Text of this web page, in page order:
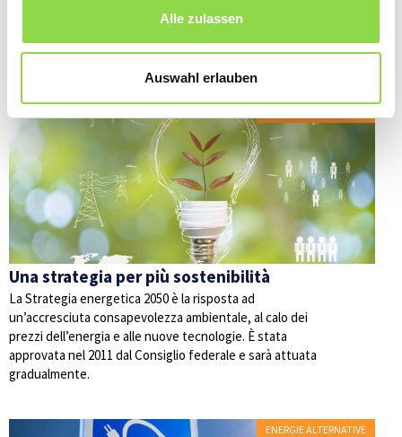
Alle zulassen
Auswahl erlauben
Anche questi articoli potrebbero interessarvi
Una strategia per più sostenibilità
La Strategia energetica 2050 è la risposta ad
un’accresciuta consapevolezza ambientale, al calo dei
prezzi dell’energia e alle nuove tecnologie. È stata
approvata nel 2011 dal Consiglio federale e sarà attuata
gradualmente.
ENERGIE ALTERNATIVE